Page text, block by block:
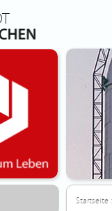
Startseite